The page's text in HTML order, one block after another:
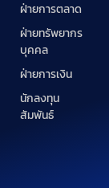
ฝ่ายการตลาด
ฝ่ายทรัพยากร
บุคคล
ฝ่ายการเงิน
นักลงทุน
สัมพันธ์